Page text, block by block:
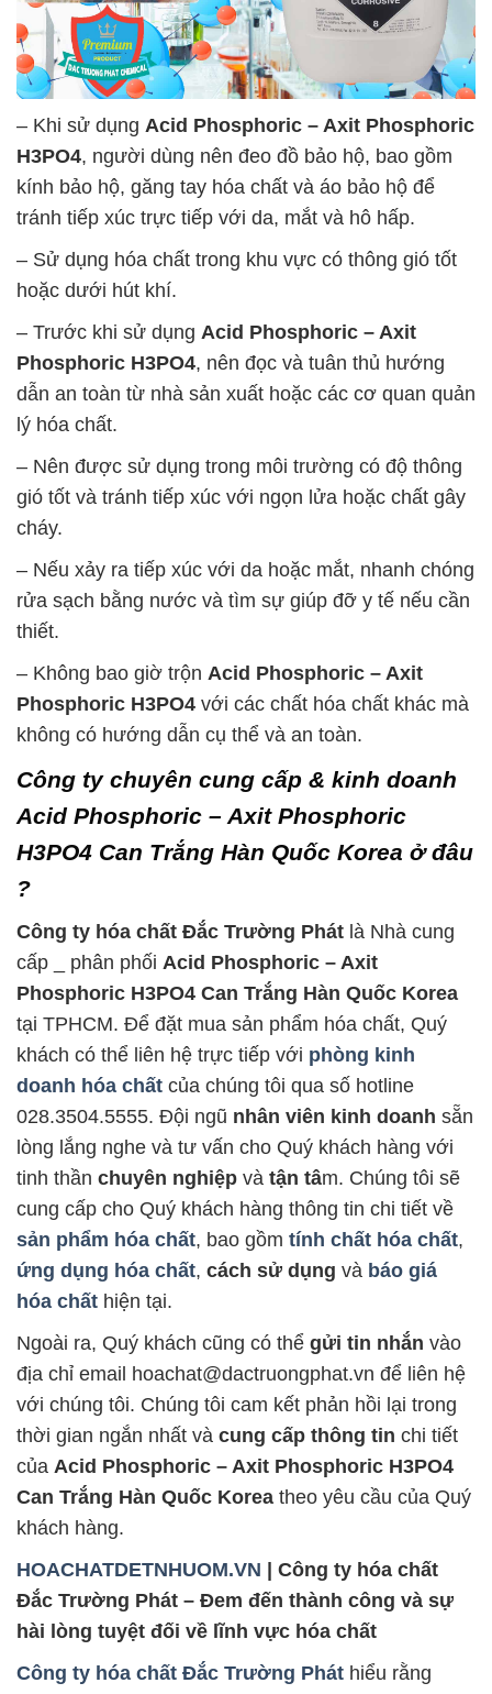
– Khi sử dụng Acid Phosphoric – Axit Phosphoric
H3PO4, người dùng nên đeo đồ bảo hộ, bao gồm
kính bảo hộ, găng tay hóa chất và áo bảo hộ để
tránh tiếp xúc trực tiếp với da, mắt và hô hấp.
– Sử dụng hóa chất trong khu vực có thông gió tốt
hoặc dưới hút khí.
– Trước khi sử dụng Acid Phosphoric – Axit
Phosphoric H3PO4, nên đọc và tuân thủ hướng
dẫn an toàn từ nhà sản xuất hoặc các cơ quan quản
lý hóa chất.
– Nên được sử dụng trong môi trường có độ thông
gió tốt và tránh tiếp xúc với ngọn lửa hoặc chất gây
cháy.
– Nếu xảy ra tiếp xúc với da hoặc mắt, nhanh chóng
rửa sạch bằng nước và tìm sự giúp đỡ y tế nếu cần
thiết.
– Không bao giờ trộn Acid Phosphoric – Axit
Phosphoric H3PO4 với các chất hóa chất khác mà
không có hướng dẫn cụ thể và an toàn.
Công ty chuyên cung cấp & kinh doanh
Acid Phosphoric – Axit Phosphoric
H3PO4 Can Trắng Hàn Quốc Korea ở đâu
?
Công ty hóa chất Đắc Trường Phát là Nhà cung
cấp _ phân phối Acid Phosphoric – Axit
Phosphoric H3PO4 Can Trắng Hàn Quốc Korea
tại TPHCM. Để đặt mua sản phẩm hóa chất, Quý
khách có thể liên hệ trực tiếp với phòng kinh
doanh hóa chất của chúng tôi qua số hotline
028.3504.5555. Đội ngũ nhân viên kinh doanh sẵn
lòng lắng nghe và tư vấn cho Quý khách hàng với
tinh thần chuyên nghiệp và tận tâm. Chúng tôi sẽ
cung cấp cho Quý khách hàng thông tin chi tiết về
sản phẩm hóa chất, bao gồm tính chất hóa chất,
ứng dụng hóa chất, cách sử dụng và báo giá
hóa chất hiện tại.
Ngoài ra, Quý khách cũng có thể gửi tin nhắn vào
địa chỉ email hoachat@dactruongphat.vn để liên hệ
với chúng tôi. Chúng tôi cam kết phản hồi lại trong
thời gian ngắn nhất và cung cấp thông tin chi tiết
của Acid Phosphoric – Axit Phosphoric H3PO4
Can Trắng Hàn Quốc Korea theo yêu cầu của Quý
khách hàng.
HOACHATDETNHUOM.VN | Công ty hóa chất
Đắc Trường Phát – Đem đến thành công và sự
hài lòng tuyệt đối về lĩnh vực hóa chất
Công ty hóa chất Đắc Trường Phát hiểu rằng